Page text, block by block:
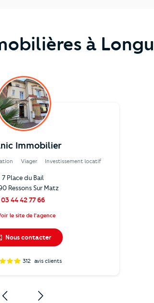
à
Immobilier
Viager Investissement locatif
7 Place du Bail
Ressons Sur Matz
03 44 42 77 66
le site de l'agence
Nous contacter
312 avis clients